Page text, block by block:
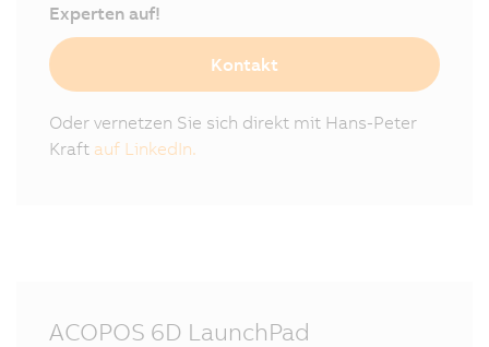
Experten auf!
Kontakt
Oder vernetzen Sie sich direkt mit Hans-Peter
Kraft auf LinkedIn.
ACOPOS 6D LaunchPad